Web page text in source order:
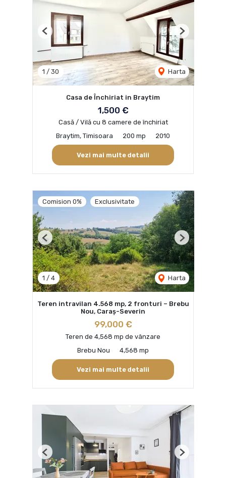
1 / 30 Harta
Previous Next
Casa de Închiriat in Braytim
1,500 €
Casă / Vilă cu 8 camere de închiriat
Braytim, Timisoara
200 mp 2010
Vezi mai multe detalii
Comision 0% Exclusivitate
1 / 4 Harta
Previous Next
Teren intravilan 4.568 mp, 2 fronturi – Brebu
Nou, Caraș-Severin
99,000 €
Teren de 4,568 mp de vânzare
Brebu Nou
4,568 mp
Vezi mai multe detalii
Previous Next